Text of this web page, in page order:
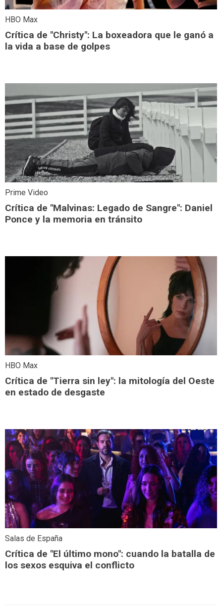
HBO Max
Crítica de "Christy": La boxeadora que le ganó a
la vida a base de golpes
Prime Video
Crítica de "Malvinas: Legado de Sangre": Daniel
Ponce y la memoria en tránsito
HBO Max
Crítica de "Tierra sin ley": la mitología del Oeste
en estado de desgaste
Salas de España
Crítica de "El último mono": cuando la batalla de
los sexos esquiva el conflicto